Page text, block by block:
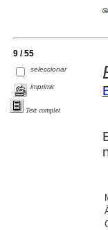
9 / 55
seleccionar
imprimir
Text complet